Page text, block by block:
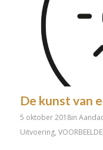
De kunst van
5 oktober 2018in
Uitvoering,